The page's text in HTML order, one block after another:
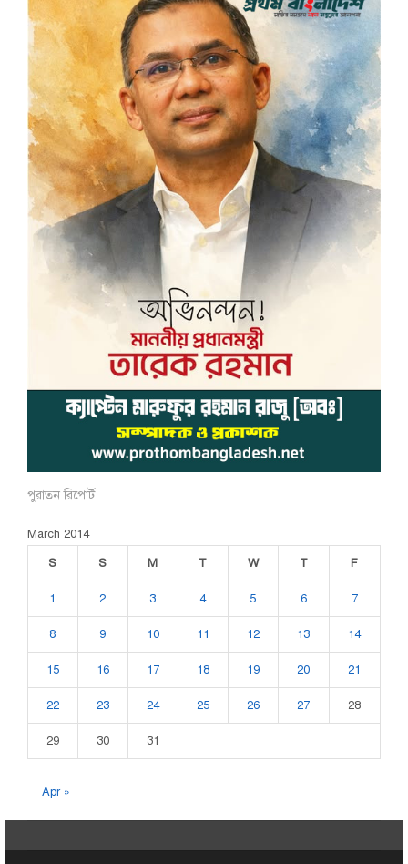
পুরাতন রিপোর্ট
March 2014
S
S M T W T F
1 2 3 4 5 6 7
8 9 10 11 12 13 14
15 16 17 18 19 20 21
22 23 24 25 26 27 28
29 30 31
Apr »